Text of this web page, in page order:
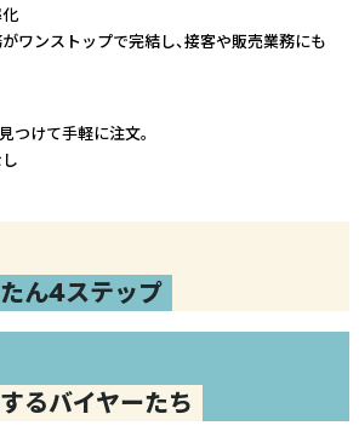
ワンストップで完結し、接客や販売業務にも
つけて手軽に注文。
ん4ステップ
るバイヤーたち